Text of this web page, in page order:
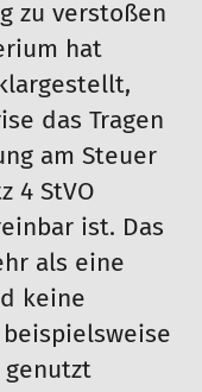
zu verstoßen
hat
das Tragen
am Steuer
4 StVO
ist. Das
als eine
keine
genutzt